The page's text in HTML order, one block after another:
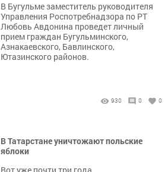
В Бугульме заместитель руководителя
Управления Роспотребнадзора по РТ
Любовь Авдонина проведет личный
прием граждан Бугульминского,
Азнакаевского, Бавлинского,
Ютазинского районов.
930 0 0
В Татарстане уничтожают польские
яблоки